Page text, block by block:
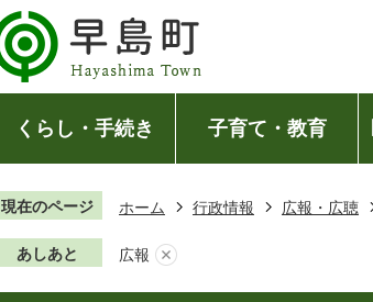
くらし・手続き 子育て・教育
現在のページ ホーム 行政情報 広報・広聴
あしあと 広報